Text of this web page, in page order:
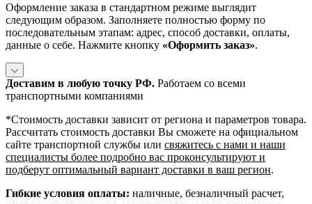
Оформление заказа в стандартном режиме выглядит
следующим образом. Заполняете полностью форму по
последовательным этапам: адрес, способ доставки, оплаты,
данные о себе. Нажмите кнопку «Оформить заказ».
Доставим в любую точку РФ. Работаем со всеми
транспортными компаниями
*Cтоимость доставки зависит от региона и параметров товара.
Рассчитать стоимость доставки Вы сможете на официальном
сайте транспортной службы или свяжитесь с нами и наши
специалисты более подробно вас проконсультируют и
подберут оптимальный вариант доставки в ваш регион.
Гибкие условия оплаты: наличные, безналичный расчет,